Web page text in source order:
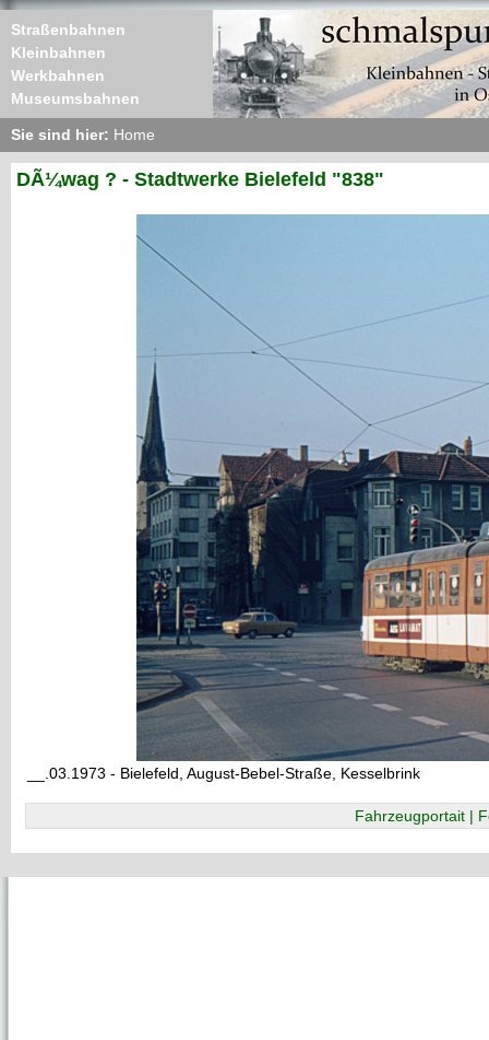
Straßenbahnen
Kleinbahnen
Werkbahnen
Museumsbahnen
Sie sind hier: Home
DÃ¼wag ? - Stadtwerke Bielefeld "838"
__.03.1973 - Bielefeld, August-Bebel-Straße, Kesselbrink
Fahrzeugportait |